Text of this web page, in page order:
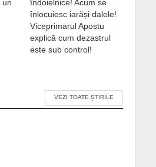
un
îndoielnice! Acum se
înlocuiesc iarăși dalele!
Viceprimarul Apostu
explică cum dezastrul
este sub control!
VEZI TOATE ȘTIRILE